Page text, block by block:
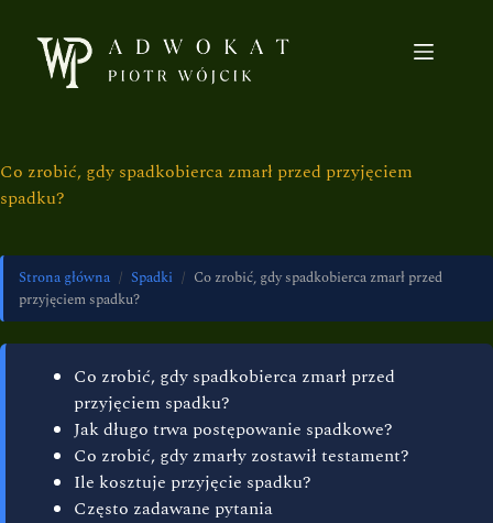
Co zrobić, gdy spadkobierca zmarł przed przyjęciem
spadku?
Strona główna / Spadki / Co zrobić, gdy spadkobierca zmarł przed
przyjęciem spadku?
Co zrobić, gdy spadkobierca zmarł przed
przyjęciem spadku?
Jak długo trwa postępowanie spadkowe?
Co zrobić, gdy zmarły zostawił testament?
Ile kosztuje przyjęcie spadku?
Często zadawane pytania